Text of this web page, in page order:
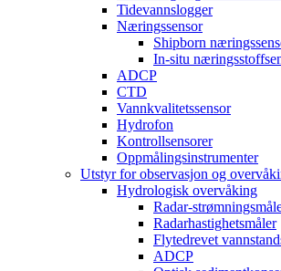
Tidevannslogger
Næringssensor
Shipborn
In-situ
ADCP
CTD
Vannkvalitetssensor
Hydrofon
Kontrollsensorer
Oppmålingsinstrumenter
Utstyr for observasjon og
Hydrologisk overvåking
Radar-
Radarhastighetsmåler
Flytedrevet
ADCP